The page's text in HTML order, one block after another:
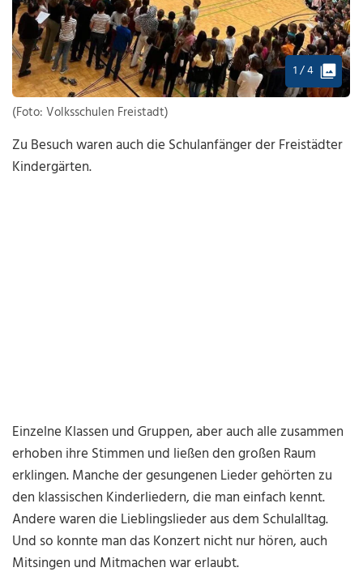
1 / 4
(Foto: Volksschulen Freistadt)
Zu Besuch waren auch die Schulanfänger der Freistädter
Kindergärten.
Einzelne Klassen und Gruppen, aber auch alle zusammen
erhoben ihre Stimmen und ließen den großen Raum
erklingen. Manche der gesungenen Lieder gehörten zu
den klassischen Kinderliedern, die man einfach kennt.
Andere waren die Lieblingslieder aus dem Schulalltag.
Und so konnte man das Konzert nicht nur hören, auch
Mitsingen und Mitmachen war erlaubt.